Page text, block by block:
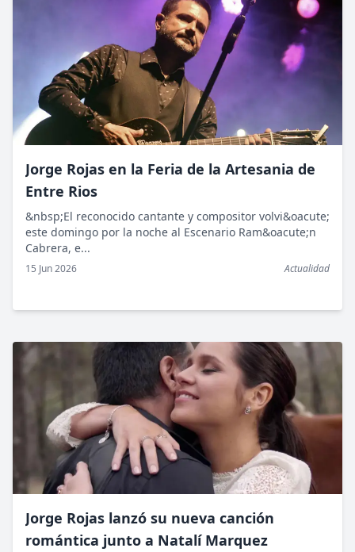
Jorge Rojas en la Feria de la Artesania de
Entre Rios
&nbsp;El reconocido cantante y compositor volvi&oacute;
este domingo por la noche al Escenario Ram&oacute;n
Cabrera, e...
15 Jun 2026 Actualidad
Jorge Rojas lanzó su nueva canción
romántica junto a Natalí Marquez